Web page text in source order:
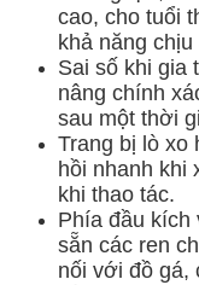
cao, cho tuổi
khả năng
Sai số khi gia
nâng chính
sau một thời
Trang bị lò xo
hồi nhanh khi
khi thao tác.
Phía đầu kích
sẵn các ren
nối với đồ gá,